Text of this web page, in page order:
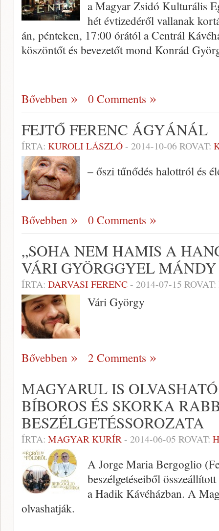
a Magyar Zsidó Kulturális
hét évtizedéről vallanak
án, pénteken, 17:00 órától a Centrál
köszöntőt és bevezetőt mond Konrád
Bővebben 0 Comments
FEJTŐ FERENC ÁGYÁNÁL
ÍRTA: KUROLI LÁSZLÓ- 2014-10-06 ROVAT:
– őszi tűnődés halottról és
Bővebben 0 Comments
„SOHA NEM HAMIS A
VÁRI GYÖRGGYEL
ÍRTA: DARVASI FERENC- 2014-07-15 ROVAT:
Vári György
Bővebben 2 Comments
MAGYARUL IS
BÍBOROS ÉS SKORKA
BESZÉLGETÉSSOROZATA
ÍRTA: MAGYAR KURÍR- 2014-06-05 ROVAT:
A Jorge Maria Bergoglio
beszélgetéseiből
a Hadik Kávéházban. A
olvashatják.